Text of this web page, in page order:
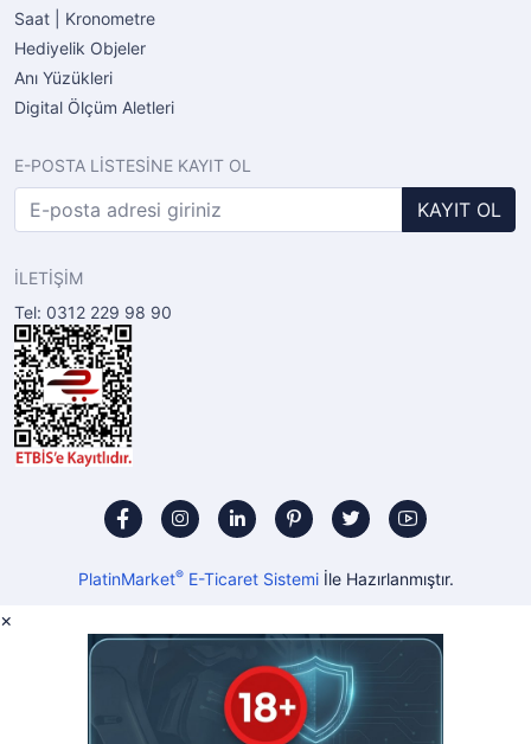
Saat | Kronometre
Hediyelik Objeler
Anı Yüzükleri
Digital Ölçüm Aletleri
E-POSTA LİSTESİNE KAYIT OL
KAYIT OL
İLETİŞİM
Tel: 0312 229 98 90
PlatinMarket®E-Ticaret Sistemiİle Hazırlanmıştır.
×